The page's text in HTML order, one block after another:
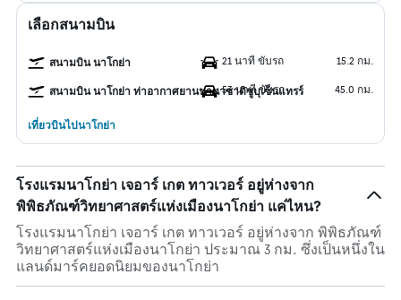
เลือกสนามบิน
สนามบิน นาโกย่า 21 นาที ขับรถ 15.2 กม.
สนามบิน นาโกย่า ท่าอากาศยานนานาชาติชูบุเซ็นแทรร์
53 นาที ขับรถ 45.0 กม.
เที่ยวบินไปนาโกย่า
โรงแรมนาโกย่า เจอาร์ เกต ทาวเวอร์ อยู่ห่างจาก
พิพิธภัณฑ์วิทยาศาสตร์แห่งเมืองนาโกย่า แค่ไหน?
โรงแรมนาโกย่า เจอาร์ เกต ทาวเวอร์ อยู่ห่างจาก พิพิธภัณฑ์
วิทยาศาสตร์แห่งเมืองนาโกย่า ประมาณ 3 กม. ซึ่งเป็นหนึ่งใน
แลนด์มาร์คยอดนิยมของนาโกย่า